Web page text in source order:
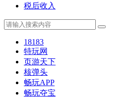
税后收入
18183
特玩网
页游天下
核弹头
畅玩APP
畅玩夺宝